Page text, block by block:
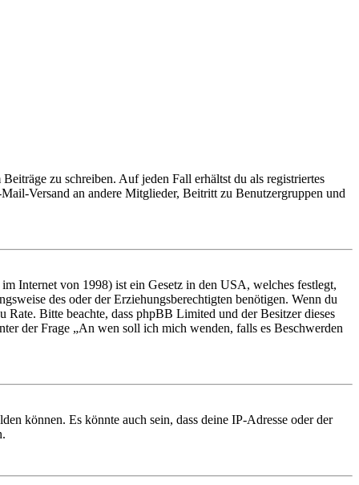
zu schreiben. Auf jeden Fall erhältst du als registriertes
Versand an andere Mitglieder, Beitritt zu Benutzergruppen und
Internet von 1998) ist ein Gesetz in den USA, welches festlegt,
des oder der Erziehungsberechtigten benötigen. Wenn du
Bitte beachte, dass phpBB Limited und der Besitzer dieses
der Frage „An wen soll ich mich wenden, falls es Beschwerden
können. Es könnte auch sein, dass deine IP-Adresse oder der